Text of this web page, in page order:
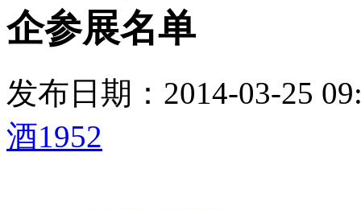
企参展名单
发布日期：2014-03-25
酒1952